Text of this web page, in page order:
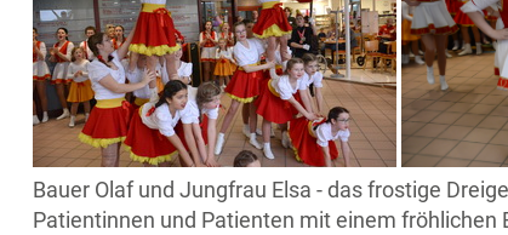
Bauer Olaf und Jungfrau Elsa - das frostige
Patientinnen und Patienten mit einem fröhlichen